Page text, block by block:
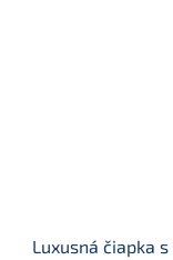
Luxusná čiapka